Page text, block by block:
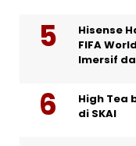
Hisense
FIFA
Imersif
High Tea
di SKAI